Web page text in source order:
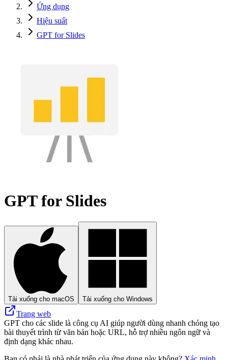
Ứng dụng
Hiệu suất
GPT for Slides
GPT for Slides
Tải xuống cho macOS Tải xuống cho Windows
Trang web
GPT cho các slide là công cụ AI giúp người dùng nhanh chóng tạo
bài thuyết trình từ văn bản hoặc URL, hỗ trợ nhiều ngôn ngữ và
định dạng khác nhau.